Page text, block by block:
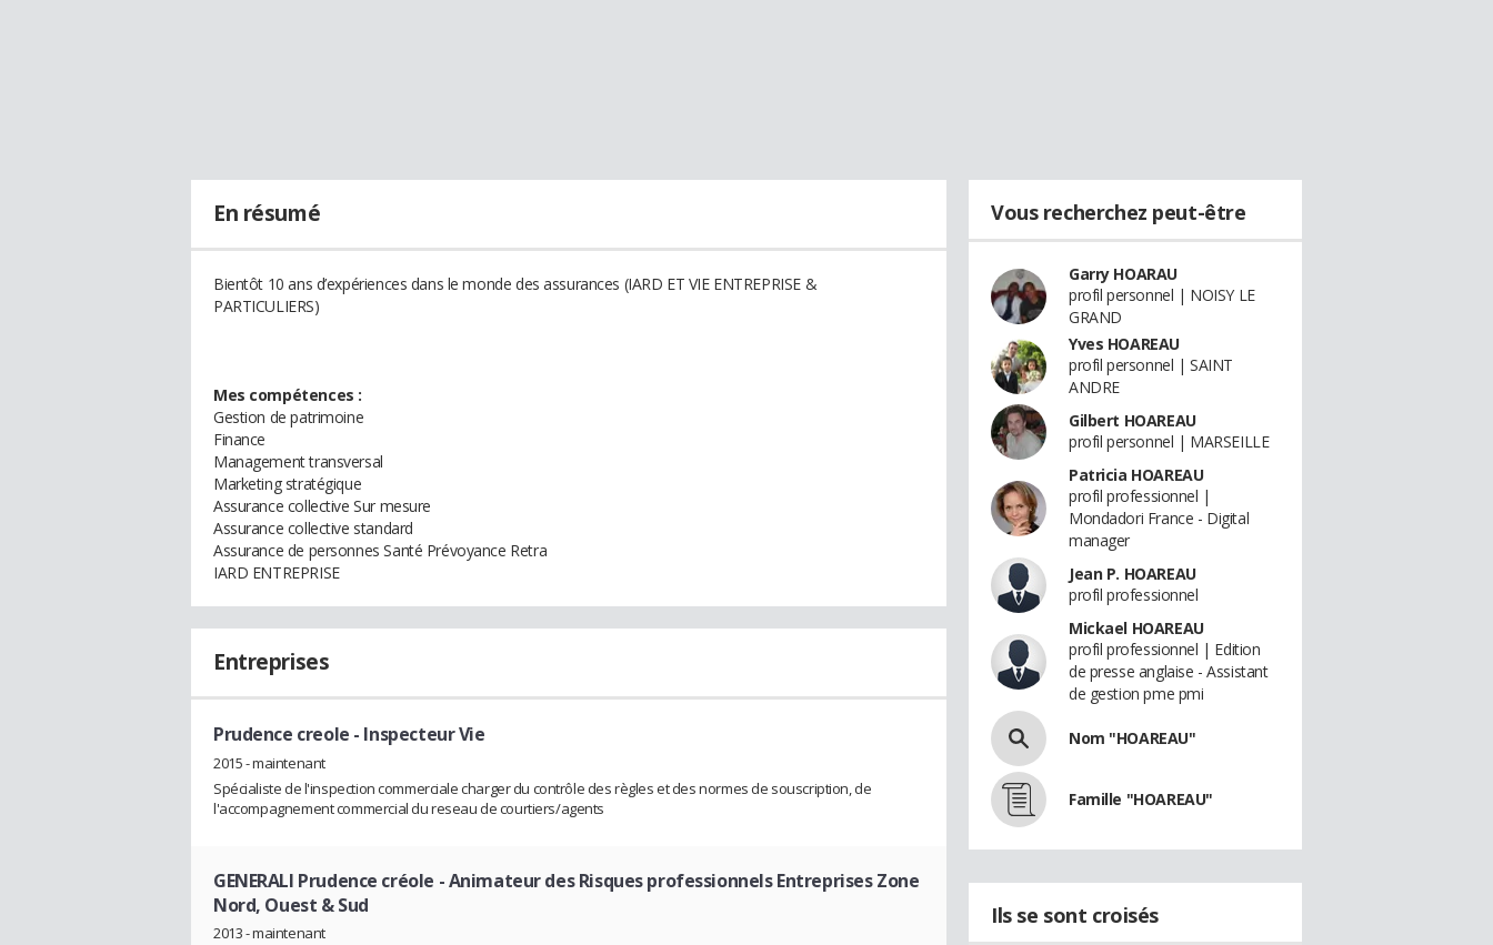
En résumé
Bientôt 10 ans d’expériences dans le monde des assurances (IARD ET VIE ENTREPRISE &
PARTICULIERS)
Mes compétences :
Gestion de patrimoine
Finance
Management transversal
Marketing stratégique
Assurance collective Sur mesure
Assurance collective standard
Assurance de personnes Santé Prévoyance Retra
IARD ENTREPRISE
Entreprises
Prudence creole - Inspecteur Vie
2015 - maintenant
Spécialiste de l'inspection commerciale charger du contrôle des règles et des normes de souscription, de
l'accompagnement commercial du reseau de courtiers/agents
GENERALI Prudence créole - Animateur des Risques professionnels Entreprises Zone
Nord, Ouest & Sud
2013 - maintenant
Vous recherchez peut-être
Garry HOARAU
profil personnel | NOISY LE
GRAND
Yves HOAREAU
profil personnel | SAINT
ANDRE
Gilbert HOAREAU
profil personnel | MARSEILLE
Patricia HOAREAU
profil professionnel |
Mondadori France - Digital
manager
Jean P. HOAREAU
profil professionnel
Mickael HOAREAU
profil professionnel | Edition
de presse anglaise - Assistant
de gestion pme pmi
Nom "HOAREAU"
Famille "HOAREAU"
Ils se sont croisés